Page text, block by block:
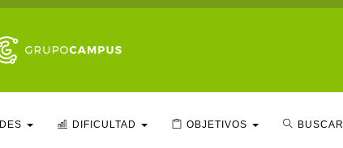
DIFICULTAD OBJETIVOS BUSCAR